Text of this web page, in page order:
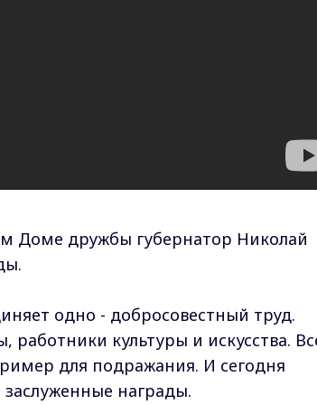
Доме дружбы губернатор Николай
одно - добросовестный труд.
культуры и искусства.
для подражания. И сегодня
награды.